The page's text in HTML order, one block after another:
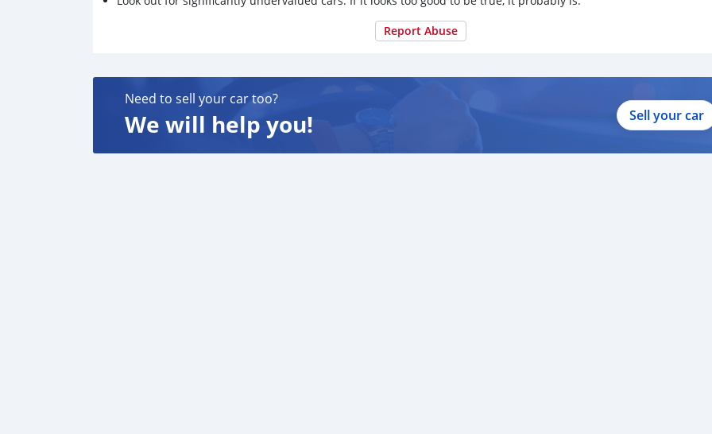
🚩 Price. 609,000 บาท
ค่าดำเนินการ : 10,000 บาท
รวมออกรถ 0 บาท
ผ่อน60 = 12,689 บาท
ผ่อน72 = 11,346 บาท
ผ่อน84 = 10,197 บาท
Report Abuse
Need to sell your car too?
We will help you! Sell your car